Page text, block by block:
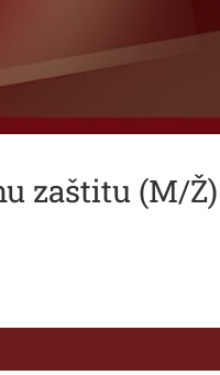
zaštitu (M/Ž)